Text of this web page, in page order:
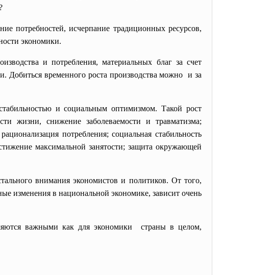
потребностей, исчерпание традиционных ресурсов,
экономики.
и потребления, материальных благ за счет
Добиться временного роста производства можно и за
и социальным оптимизмом. Такой рост
жизни, снижение заболеваемости и травматизма;
потребления; социальная стабильность
максимальной занятости; защита окружающей
внимания экономистов и политиков. От того,
изменения в национальной экономике, зависит очень
важными как для экономики страны в целом,